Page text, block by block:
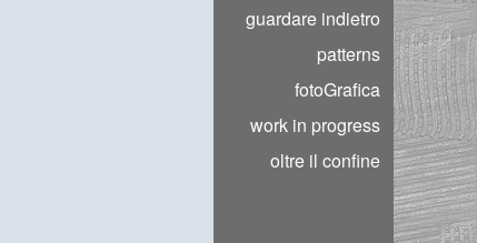
guardare indietro
patterns
fotoGrafica
work in progress
oltre il confine